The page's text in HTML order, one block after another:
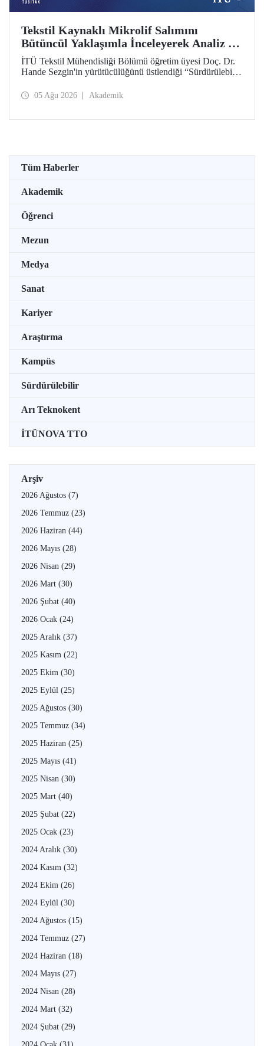
Tekstil Kaynaklı Mikrolif Salımını
Bütüncül Yaklaşımla İnceleyerek Analiz ve
Azaltım Stratejileri Geliştirecek Projeye
TÜBİTAK Desteği
İTÜ Tekstil Mühendisliği Bölümü öğretim üyesi Doç. Dr.
Hande Sezgin'in yürütücülüğünü üstlendiği “Sürdürülebilir
Koşullarına Bağlı Mikrolif Salımı: Aşınma, UV Maruziyeti
05 Ağu 2026 Akademik
Tüm Haberler
Akademik
Öğrenci
Mezun
Medya
Sanat
Kariyer
Araştırma
Kampüs
Sürdürülebilir
Arı Teknokent
İTÜNOVA TTO
Arşiv
2026 Ağustos (7)
2026 Temmuz (23)
2026 Haziran (44)
2026 Mayıs (28)
2026 Nisan (29)
2026 Mart (30)
2026 Şubat (40)
2026 Ocak (24)
2025 Aralık (37)
2025 Kasım (22)
2025 Ekim (30)
2025 Eylül (25)
2025 Ağustos (30)
2025 Temmuz (34)
2025 Haziran (25)
2025 Mayıs (41)
2025 Nisan (30)
2025 Mart (40)
2025 Şubat (22)
2025 Ocak (23)
2024 Aralık (30)
2024 Kasım (32)
2024 Ekim (26)
2024 Eylül (30)
2024 Ağustos (15)
2024 Temmuz (27)
2024 Haziran (18)
2024 Mayıs (27)
2024 Nisan (28)
2024 Mart (32)
2024 Şubat (29)